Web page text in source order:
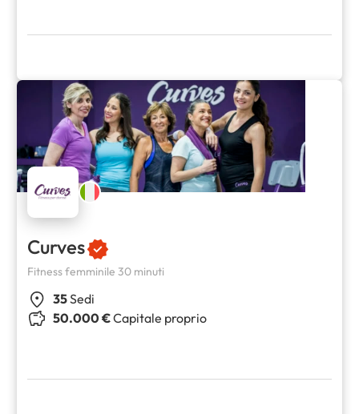
Curves
Fitness femminile 30 minuti
35Sedi
50.000 €Capitale proprio